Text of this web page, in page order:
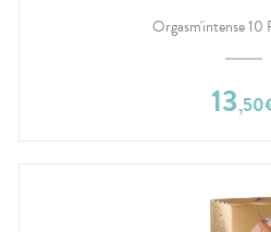
Orgasm'intense 10
13,50